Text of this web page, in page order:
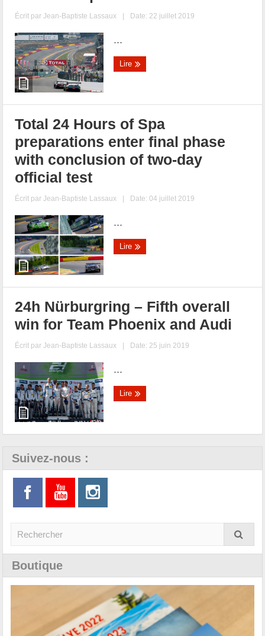
Écrit parJean-Baptiste Lassaux | Date: 22 juillet 2019
...
Lire
Total 24 Hours of Spa
preparations enter final phase
with conclusion of two-day
official test
Écrit parJean-Baptiste Lassaux | Date: 04 juillet 2019
...
Lire
24h Nürburgring – Fifth overall
win for Team Phoenix and Audi
Écrit parJean-Baptiste Lassaux | Date: 25 juin 2019
...
Lire
Suivez-nous :
Boutique